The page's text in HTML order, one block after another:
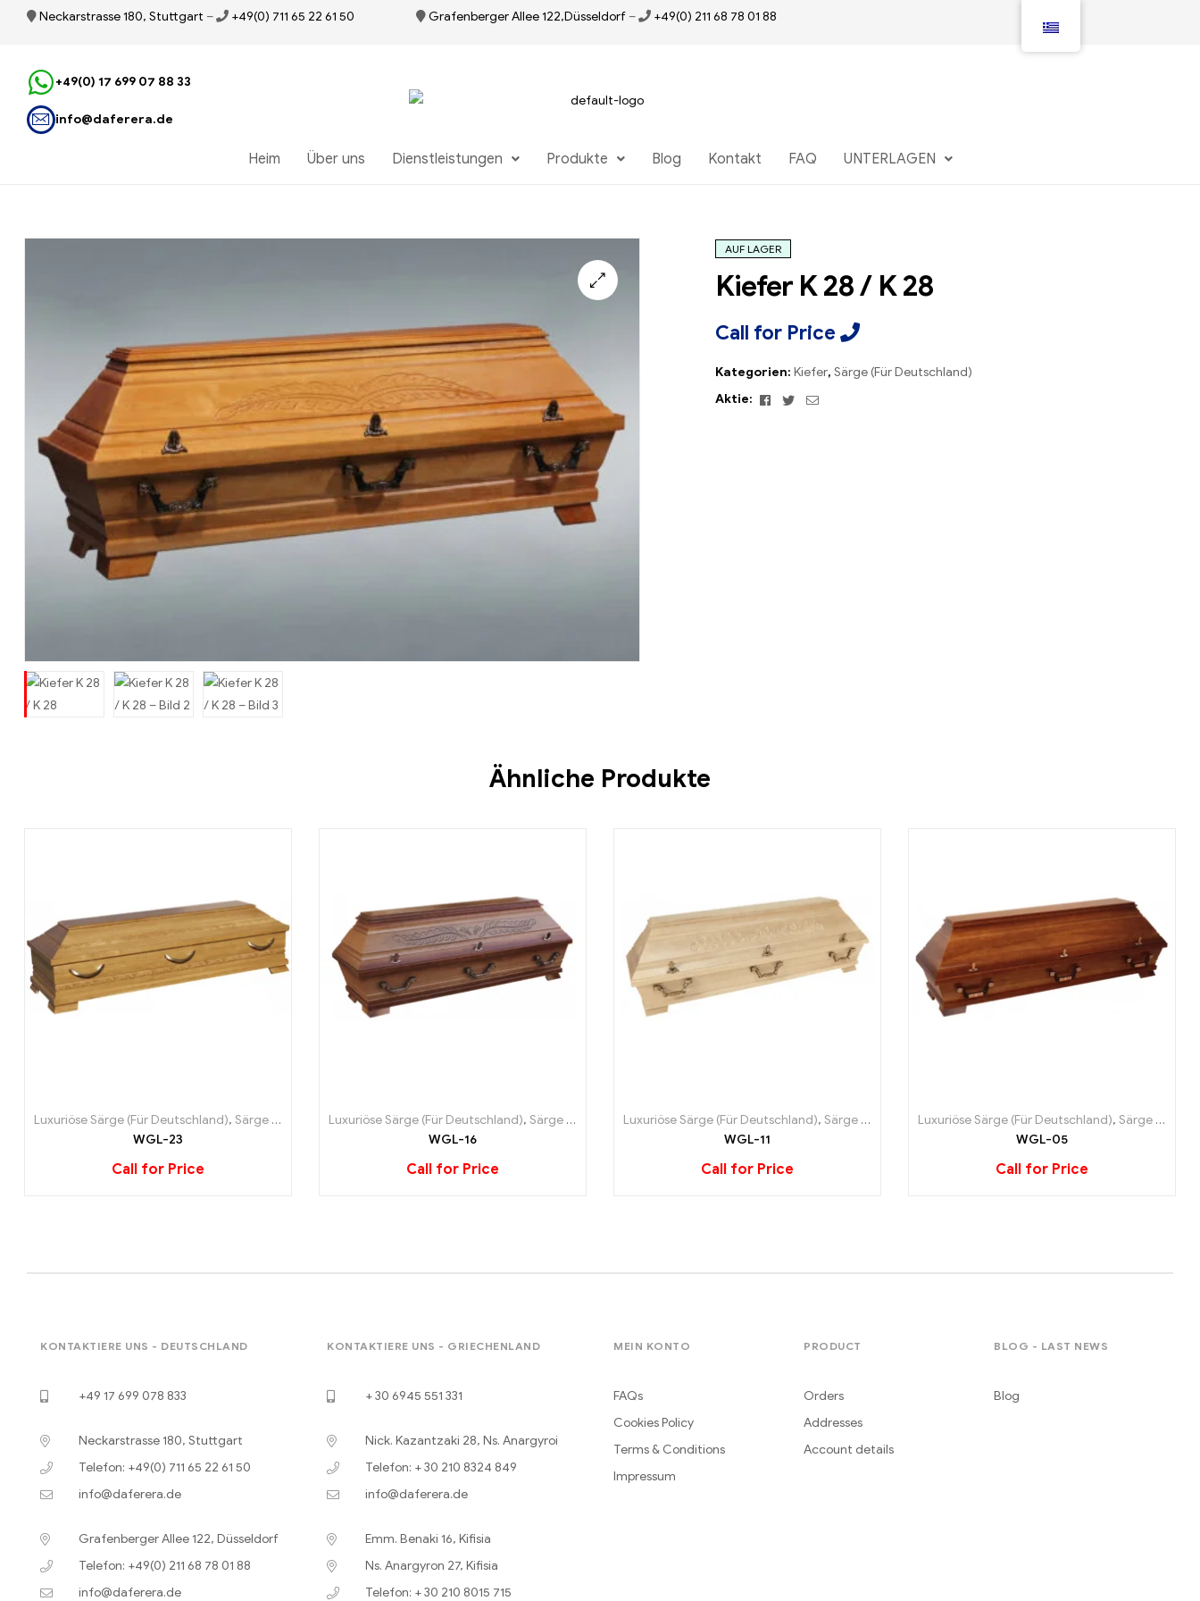
Neckarstrasse 180, Stuttgart – +49(0) 711 65 22 61 50 Grafenberger Allee 122,Düsseldorf – +49(0) 211 68 78 01 88
+49(0) 17 699 07 88 33
info@daferera.de
Heim Über uns Dienstleistungen Produkte Blog Kontakt FAQ UNTERLAGEN
AUF LAGER
Kiefer K 28 / K 28
Call for Price
Kategorien: Kiefer, Särge (Für Deutschland)
Aktie:
Facebook
TwitterEmail
Ähnliche Produkte
Luxuriöse Särge (Für Deutschland), Särge (Für Deutschland)
WGL-23
Call for Price
Luxuriöse Särge (Für Deutschland), Särge (Für Deutschland)
WGL-16
Call for Price
Luxuriöse Särge (Für Deutschland), Särge (Für Deutschland)
WGL-11
Call for Price
Luxuriöse Särge (Für Deutschland), Särge (Für Deutschland)
WGL-05
Call for Price
KONTAKTIERE UNS - DEUTSCHLAND
+49 17 699 078 833
Neckarstrasse 180, Stuttgart
Telefon: +49(0) 711 65 22 61 50
info@daferera.de
Grafenberger Allee 122, Düsseldorf
Telefon: +49(0) 211 68 78 01 88
info@daferera.de
KONTAKTIERE UNS - GRIECHENLAND
+ 30 6945 551 331
Nick. Kazantzaki 28, Ns. Anargyroi
Telefon: + 30 210 8324 849
info@daferera.de
Emm. Benaki 16, Kifisia
Ns. Anargyron 27, Kifisia
Telefon: + 30 210 8015 715
MEIN KONTO
FAQs
Cookies Policy
Terms & Conditions
Impressum
PRODUCT
Orders
Addresses
Account details
BLOG - LAST NEWS
Blog